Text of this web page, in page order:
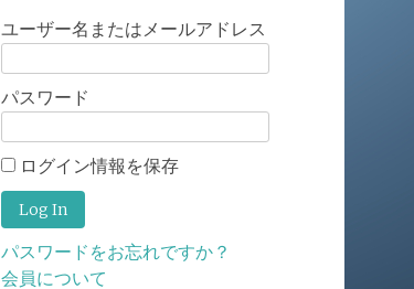
ユーザー名またはメールアドレス
パスワード
ログイン情報を保存
パスワードをお忘れですか？
会員について